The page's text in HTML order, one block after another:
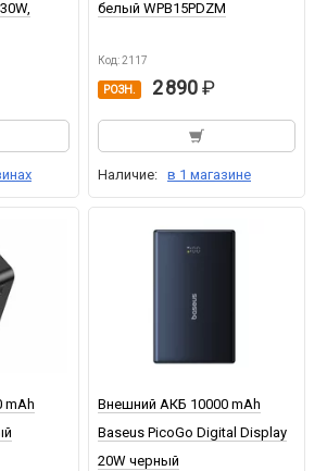
белый WPB15PDZM
Код: 2117
РОЗН. 2 890
Наличие: в 1 магазине
mAh
Внешний АКБ 10000 mAh
Baseus PicoGo Digital Display
20W черный